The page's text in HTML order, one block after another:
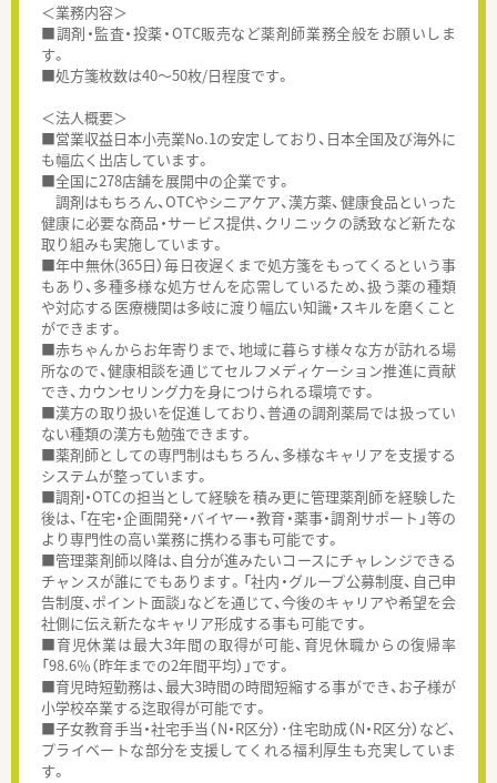
＜業務内容＞
■調剤・監査・投薬・OTC販売など薬剤師業務全般をお願いしま
す。
■処方箋枚数は40～50枚/日程度です。
＜法人概要＞
■営業収益日本小売業No.1の安定しており、日本全国及び海外に
も幅広く出店しています。
■全国に278店舗を展開中の企業です。
調剤はもちろん、OTCやシニアケア、漢方薬、健康食品といった
健康に必要な商品・サービス提供、クリニックの誘致など新たな
取り組みも実施しています。
■年中無休(365日）毎日夜遅くまで処方箋をもってくるという事
もあり、多種多様な処方せんを応需しているため、扱う薬の種類
や対応する医療機関は多岐に渡り幅広い知識・スキルを磨くこと
ができます。
■赤ちゃんからお年寄りまで、地域に暮らす様々な方が訪れる場
所なので、健康相談を通じてセルフメディケーション推進に貢献
でき、カウンセリング力を身につけられる環境です。
■漢方の取り扱いを促進しており、普通の調剤薬局では扱ってい
ない種類の漢方も勉強できます。
■薬剤師としての専門制はもちろん、多様なキャリアを支援する
システムが整っています。
■調剤・OTCの担当として経験を積み更に管理薬剤師を経験した
後は、「在宅・企画開発・バイヤー・教育・薬事・調剤サポート」等の
より専門性の高い業務に携わる事も可能です。
■管理薬剤師以降は、自分が進みたいコースにチャレンジできる
チャンスが誰にでもあります。「社内・グループ公募制度、自己申
告制度、ポイント面談」などを通じて、今後のキャリアや希望を会
社側に伝え新たなキャリア形成する事も可能です。
■育児休業は最大3年間の取得が可能、育児休職からの復帰率
「98.6％（昨年までの2年間平均）」です。
■育児時短勤務は、最大3時間の時間短縮する事ができ、お子様が
小学校卒業する迄取得が可能です。
■子女教育手当・社宅手当（N・R区分）･住宅助成（N・R区分）など、
プライベートな部分を支援してくれる福利厚生も充実していま
す。